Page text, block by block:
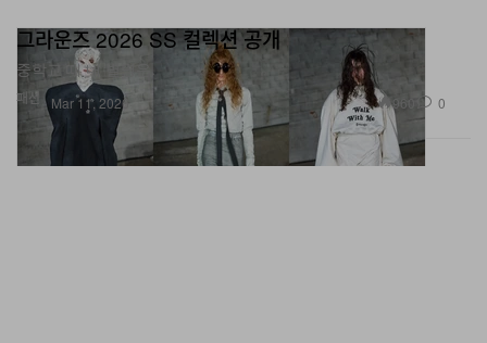
패션
그라운즈 2026 SS 컬렉션 공개
중학교 때 내 별명은.
Mar 11, 2026 960 0